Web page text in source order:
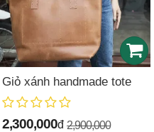
Giỏ xánh handmade tote
2,300,000đ 2,900,000